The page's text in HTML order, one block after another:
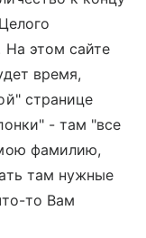
На этом сайте
время,
странице
- там "все
фамилию,
там нужные
то Вам